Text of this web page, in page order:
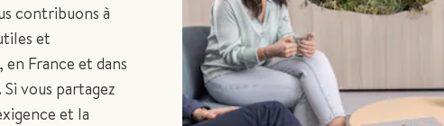
contribuons à
et
France et dans
vous partagez
et la